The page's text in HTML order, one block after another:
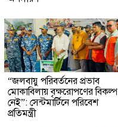
“জলবায়ু পরিবর্তনের প্রভাব
মোকাবিলায় বৃক্ষরোপণের বিকল্প
নেই”: সেন্টমার্টিনে পরিবেশ
প্রতিমন্ত্রী